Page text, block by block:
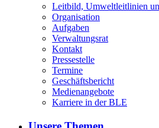
Leit­bild, Um­welt­leit­li­ni­en
Or­ga­ni­sa­ti­on
Auf­ga­ben
Ver­wal­tungs­rat
Kon­takt
Pres­se­stel­le
Ter­mi­ne
Ge­schäfts­be­richt
Me­di­en­an­ge­bo­te
Kar­rie­re in der BLE